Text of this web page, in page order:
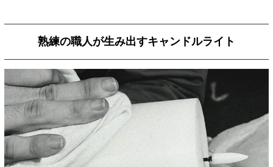
熟練の職人が生み出すキャンドルライト